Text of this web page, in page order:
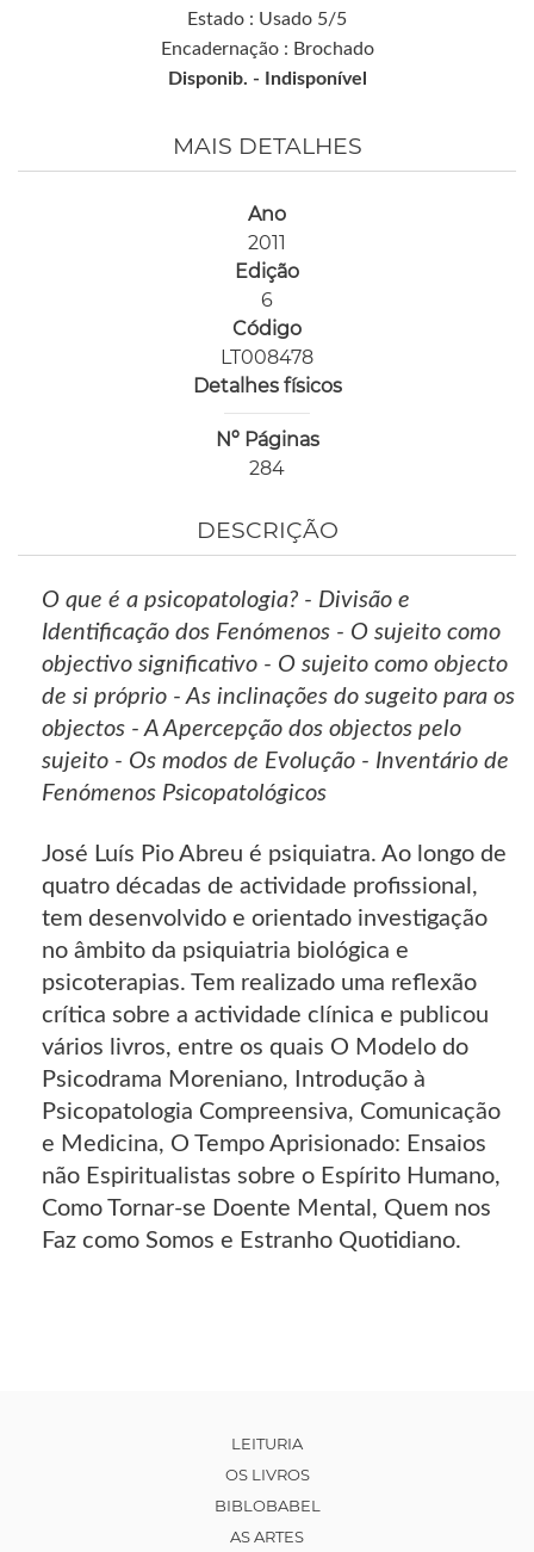
Estado : Usado 5/5
Encadernação : Brochado
Disponib. -
Indisponível
MAIS DETALHES
Ano
2011
Edição
6
Código
LT008478
Detalhes físicos
Nº Páginas
284
DESCRIÇÃO
O que é a psicopatologia? - Divisão e
Identificação dos Fenómenos - O sujeito como
objectivo significativo - O sujeito como objecto
de si próprio - As inclinações do sugeito para os
objectos - A Apercepção dos objectos pelo
sujeito - Os modos de Evolução - Inventário de
Fenómenos Psicopatológicos
José Luís Pio Abreu é psiquiatra. Ao longo de
quatro décadas de actividade profissional,
tem desenvolvido e orientado investigação
no âmbito da psiquiatria biológica e
psicoterapias. Tem realizado uma reflexão
crítica sobre a actividade clínica e publicou
vários livros, entre os quais O Modelo do
Psicodrama Moreniano, Introdução à
Psicopatologia Compreensiva, Comunicação
e Medicina, O Tempo Aprisionado: Ensaios
não Espiritualistas sobre o Espírito Humano,
Como Tornar-se Doente Mental, Quem nos
Faz como Somos e Estranho Quotidiano.
LEITURIA
OS LIVROS
BIBLOBABEL
AS ARTES